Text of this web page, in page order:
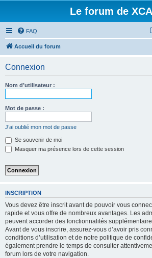
Le forum de
FAQ
Accueil du forum
Connexion
Nom d’utilisateur :
Mot de passe :
J’ai oublié mon mot de passe
Se souvenir de moi
Masquer ma présence lors de cette session
INSCRIPTION
Vous devez être inscrit avant de pouvoir vous
rapide et vous offre de nombreux avantages. Les
peuvent accorder des fonctionnalités
Avant de vous inscrire, assurez-vous d’avoir pris
conditions d’utilisation et de notre politique de
également prendre le temps de consulter
forum lors de votre navigation.